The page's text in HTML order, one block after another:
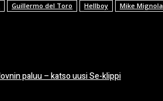
Guillermo del Toro Hellboy Mike Mignola
paluu – katso uusi Se-klippi